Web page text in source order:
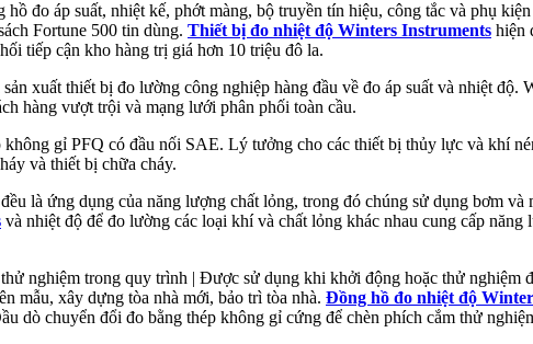
hồ đo áp suất, nhiệt kế, phớt màng, bộ truyền tín hiệu, công tắc và phụ
Fortune 500 tin dùng. Thiết bị đo nhiệt độ Winters Instruments hiện
tiếp cận kho hàng trị giá hơn 10 triệu đô la.
xuất thiết bị đo lường công nghiệp hàng đầu về đo áp suất và nhiệt độ.
hàng vượt trội và mạng lưới phân phối toàn cầu.
không gỉ PFQ có đầu nối SAE. Lý tưởng cho các thiết bị thủy lực và khí
và thiết bị chữa cháy.
là ứng dụng của năng lượng chất lỏng, trong đó chúng sử dụng bơm
và nhiệt độ để đo lường các loại khí và chất lỏng khác nhau cung cấp
nghiệm trong quy trình | Được sử dụng khi khởi động hoặc thử nghiệm
mẫu, xây dựng tòa nhà mới, bảo trì tòa nhà. Đồng hồ đo nhiệt độ
dò chuyển đổi đo bằng thép không gỉ cứng để chèn phích cắm thử